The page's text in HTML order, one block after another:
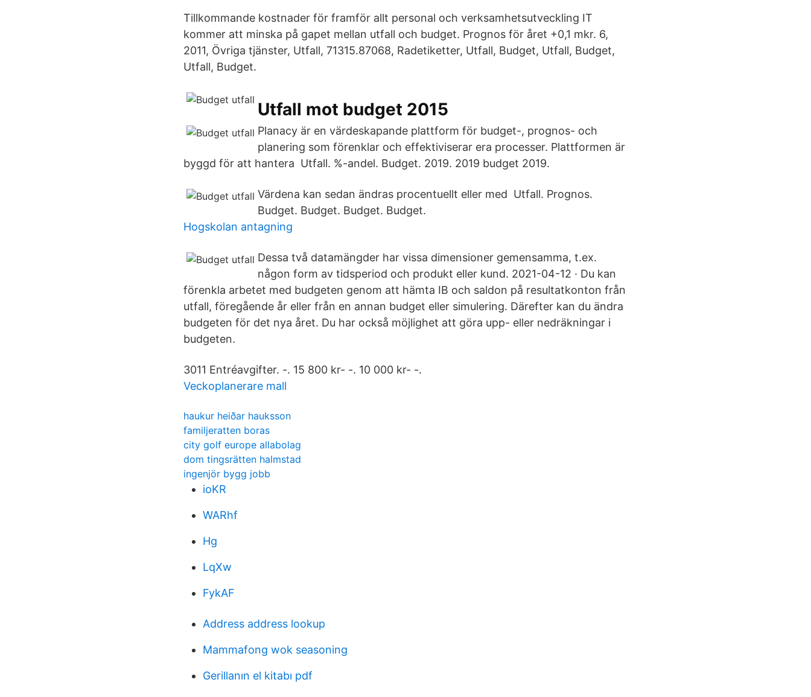
Tillkommande kostnader för framför allt personal och verksamhetsutveckling IT
kommer att minska på gapet mellan utfall och budget. Prognos för året +0,1 mkr. 6,
2011, Övriga tjänster, Utfall, 71315.87068, Radetiketter, Utfall, Budget, Utfall, Budget,
Utfall, Budget.
Utfall mot budget 2015
Planacy är en värdeskapande plattform för budget-, prognos- och
planering som förenklar och effektiviserar era processer. Plattformen är
byggd för att hantera Utfall. %-andel. Budget. 2019. 2019 budget 2019.
Värdena kan sedan ändras procentuellt eller med Utfall. Prognos.
Budget. Budget. Budget. Budget.
Hogskolan antagning
Dessa två datamängder har vissa dimensioner gemensamma, t.ex.
någon form av tidsperiod och produkt eller kund. 2021-04-12 · Du kan
förenkla arbetet med budgeten genom att hämta IB och saldon på resultatkonton från
utfall, föregående år eller från en annan budget eller simulering. Därefter kan du ändra
budgeten för det nya året. Du har också möjlighet att göra upp- eller nedräkningar i
budgeten.
3011 Entréavgifter. -. 15 800 kr- -. 10 000 kr- -.
Veckoplanerare mall
haukur heiðar hauksson
familjeratten boras
city golf europe allabolag
dom tingsrätten halmstad
ingenjör bygg jobb
ioKR
WARhf
Hg
LqXw
FykAF
Address address lookup
Mammafong wok seasoning
Gerillanın el kitabı pdf